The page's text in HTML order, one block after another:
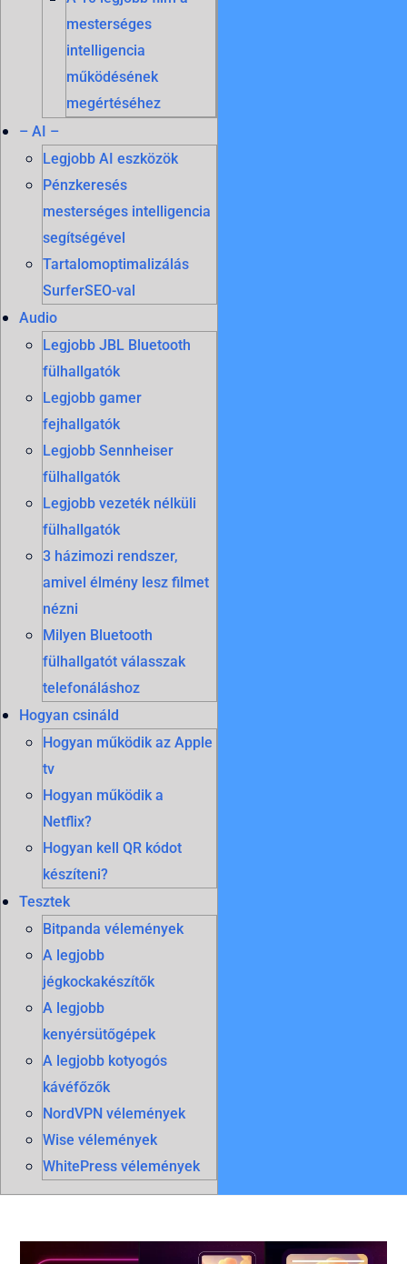
mesterséges
intelligencia
működésének
megértéséhez
– AI –
Legjobb AI eszközök
Pénzkeresés
mesterséges intelligencia
segítségével
Tartalomoptimalizálás
SurferSEO-val
Audio
Legjobb JBL Bluetooth
fülhallgatók
Legjobb gamer
fejhallgatók
Legjobb Sennheiser
fülhallgatók
Legjobb vezeték nélküli
fülhallgatók
3 házimozi rendszer,
amivel élmény lesz filmet
nézni
Milyen Bluetooth
fülhallgatót válasszak
telefonáláshoz
Hogyan csináld
Hogyan működik az Apple
tv
Hogyan működik a
Netflix?
Hogyan kell QR kódot
készíteni?
Tesztek
Bitpanda vélemények
A legjobb
jégkockakészítők
A legjobb
kenyérsütőgépek
A legjobb kotyogós
kávéfőzők
NordVPN vélemények
Wise vélemények
WhitePress vélemények